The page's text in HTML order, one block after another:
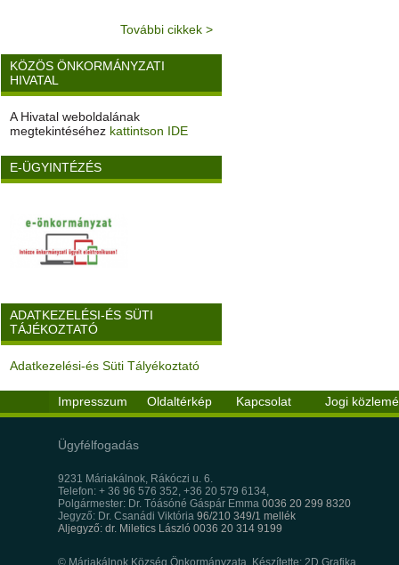
További cikkek >
KÖZÖS ÖNKORMÁNYZATI
HIVATAL
A Hivatal weboldalának
megtekintéséhez kattintson IDE
E-ÜGYINTÉZÉS
ADATKEZELÉSI-ÉS SÜTI
TÁJÉKOZTATÓ
Adatkezelési-és Süti Tályékoztató
Impresszum Oldaltérkép Kapcsolat Jogi
Ügyfélfogadás
9231 Máriakálnok, Rákóczi u. 6.
Telefon: + 36 96 576 352, +36 20 579 6134,
Polgármester: Dr. Tóásóné Gáspár Emma 0036 20 299 8320
Jegyző: Dr. Csanádi Viktória 96/210 349/1 mellék
Aljegyző: dr. Miletics László 0036 20 314 9199
© Máriakálnok Község Önkormányzata, Készítette: 2D Grafika